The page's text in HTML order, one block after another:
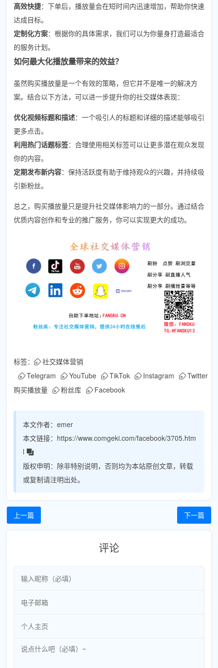
高效快捷：下单后，播放量会在短时间内迅速增加，帮助你快速
达成目标。
定制化方案：根据你的具体需求，我们可以为你量身打造最适合
的服务计划。
如何最大化播放量带来的效益？
虽然购买播放量是一个有效的策略，但它并不是唯一的解决方
案。结合以下方法，可以进一步提升你的社交媒体表现：
优化视频标题和描述：一个吸引人的标题和详细的描述能够吸引
更多点击。
利用热门话题标签：合理使用相关标签可以让更多潜在观众发现
你的内容。
定期发布新内容：保持活跃度有助于维持观众的兴趣，并持续吸
引新粉丝。
总之，购买播放量只是提升社交媒体影响力的一部分。通过结合
优质内容创作和专业的推广服务，你可以实现更大的成功。
标签：
社交媒体营销
Telegram
YouTube TikTok Instagram
Twitter
购买播放量
粉丝库 Facebook
本文作者： emer
本文链接： https://www.comgeki.com/facebook/3705.htm
l
版权申明： 除非特别说明，否则均为本站原创文章，转载
或复制请注明出处。
上一篇 下一篇
评论